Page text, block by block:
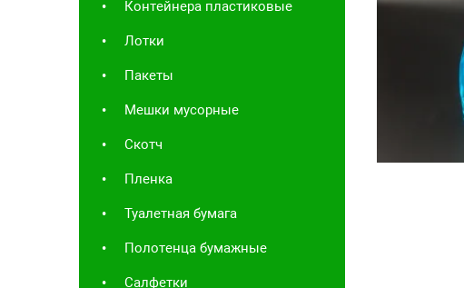
Контейнера пластиковые
Лотки
Пакеты
Мешки мусорные
Скотч
Пленка
Туалетная бумага
Полотенца бумажные
Салфетки